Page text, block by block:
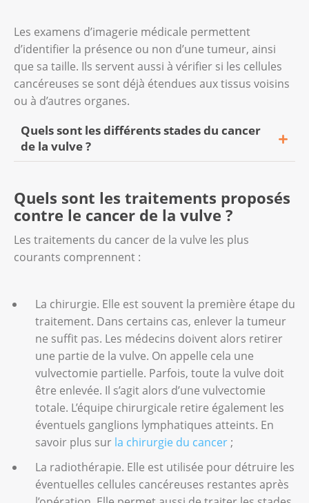
Les examens d’imagerie médicale permettent
d’identifier la présence ou non d’une tumeur, ainsi
que sa taille. Ils servent aussi à vérifier si les cellules
cancéreuses se sont déjà étendues aux tissus voisins
ou à d’autres organes.
Quels sont les différents stades du cancer
de la vulve ?
de la maladie :
stade 1 : la tumeur est limitée à la vulve
ou au périnée ;
stade 2 : la tumeur s’est étendue à
stade 3 : la tumeur s’est étendue à
d’autres régions du bassin. Les ganglions
lymphatiques sont atteints ;
stade 4 : il y a des métastases dans
d’autres organes (métastases à distance).
Il existe deux méthodes de classification du
cancer de la vulve : la classification FIGO et la
classification TNM. Les stades des deux
classifications sont désignés par des chiffres
et des lettres. Lorsque le chiffre est élevé,
Quels sont les traitements proposés
contre le cancer de la vulve ?
Les traitements du cancer de la vulve les plus
courants comprennent :
La chirurgie. Elle est souvent la première étape du
traitement. Dans certains cas, enlever la tumeur
ne suffit pas. Les médecins doivent alors retirer
une partie de la vulve. On appelle cela une
vulvectomie partielle. Parfois, toute la vulve doit
être enlevée. Il s’agit alors d’une vulvectomie
totale. L’équipe chirurgicale retire également les
éventuels ganglions lymphatiques atteints. En
savoir plus sur la chirurgie du cancer ;
La radiothérapie. Elle est utilisée pour détruire les
éventuelles cellules cancéreuses restantes après